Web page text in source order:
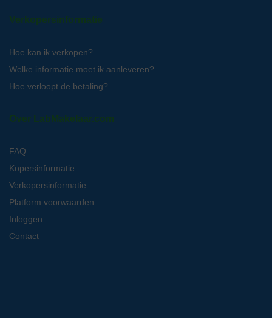
Verkopersinformatie
Hoe kan ik verkopen?
Welke informatie moet ik aanleveren?
Hoe verloopt de betaling?
Over LabMakelaar.com
FAQ
Kopersinformatie
Verkopersinformatie
Platform voorwaarden
Inloggen
Contact